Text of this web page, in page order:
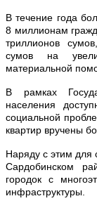
В течение года
8 миллионам
триллионов
сумов на
материальной
В рамках
населения
социальной
квартир вручены
Наряду с этим для
Сардобинском
городок с
инфраструктуры.